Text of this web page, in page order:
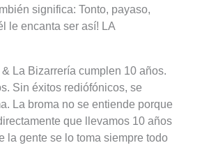
significa: Tonto, payaso,
le encanta ser así! LA
& La Bizarrería cumplen 10 años.
Sin éxitos rediófónicos, se
La broma no se entiende porque
que llevamos 10 años
la gente se lo toma siempre todo